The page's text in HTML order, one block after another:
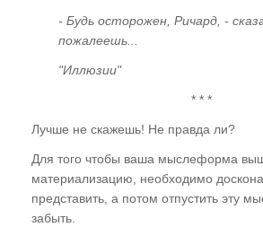
- Будь осторожен, Ричард, -
пожалеешь...
"Иллюзии"
* * *
Лучше не скажешь! Не правда ли?
Для того чтобы ваша мыслеформа
материализацию, необходимо
представить, а потом отпустить эту
забыть.